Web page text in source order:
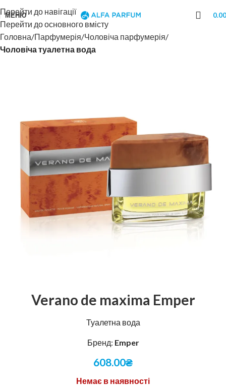
Перейти до навігації
Перейти до основного вмісту
МЕНЮ 0.00
Головна Парфумерія Чоловіча парфумерія
Чоловіча туалетна вода
Verano de maxima Emper
Туалетна вода
Бренд: Emper
608.00₴
Немає в наявності